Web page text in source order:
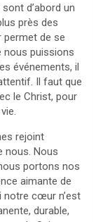
d’abord un
près des
permet de se
nous puissions
événements, il
Il faut que
le Christ, pour
rejoint
nous. Nous
portons nos
aimante de
notre cœur n’est
durable,